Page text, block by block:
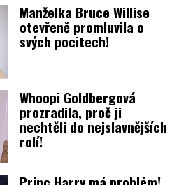
Manželka Bruce Willise
otevřeně promluvila o
svých pocitech!
Whoopi Goldbergová
prozradila, proč ji
nechtěli do nejslavnějších
rolí!